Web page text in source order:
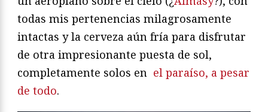
todas mis pertenencias milagrosamente
intactas y la cerveza aún fría para disfrutar
de otra impresionante puesta de sol,
completamente solos en el paraíso, a pesar
de todo.